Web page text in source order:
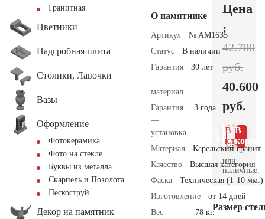
Гранитная
Цветники
Надгробная плита
Столики, Лавочки
Вазы
Оформление
Фотокерамика
Фото на стекле
Буквы из металла
Скарпель и Позолота
Пескоструй
Декор на памятник
О памятнике
Артикул
№ AM1635
Статус
В наличии
Гарантия
—
материал
30 лет
Гарантия
—
установка
3 года
Материал
Карельский гранит
Качество
Высшая категория
Фаска
Техническая (1-10 мм.)
Изготовление
от 14 дней
Вес
78 кг.
Цена
:
42.700
руб.
40.600
руб.
В
В 1
клик
или
наличные.
Размер